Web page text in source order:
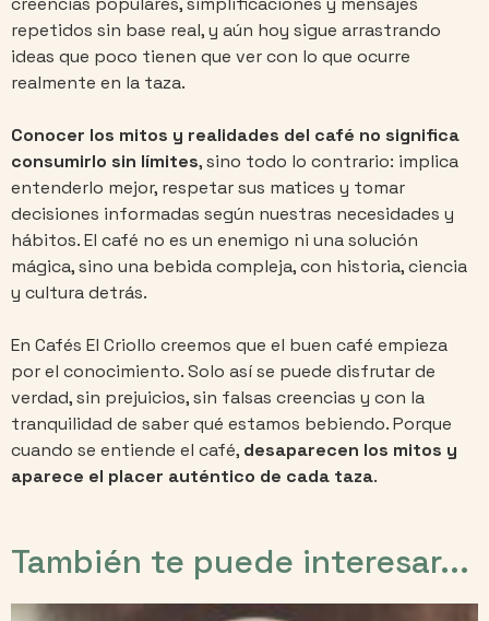
repetidos sin base real, y aún hoy sigue arrastrando
ideas que poco tienen que ver con lo que ocurre
realmente en la taza.
Conocer los mitos y realidades del café no significa
consumirlo sin límites, sino todo lo contrario: implica
entenderlo mejor, respetar sus matices y tomar
decisiones informadas según nuestras necesidades y
hábitos. El café no es un enemigo ni una solución
mágica, sino una bebida compleja, con historia, ciencia
y cultura detrás.
En Cafés El Criollo creemos que el buen café empieza
por el conocimiento. Solo así se puede disfrutar de
verdad, sin prejuicios, sin falsas creencias y con la
tranquilidad de saber qué estamos bebiendo. Porque
cuando se entiende el café, desaparecen los mitos y
aparece el placer auténtico de cada taza.
También te puede interesar...